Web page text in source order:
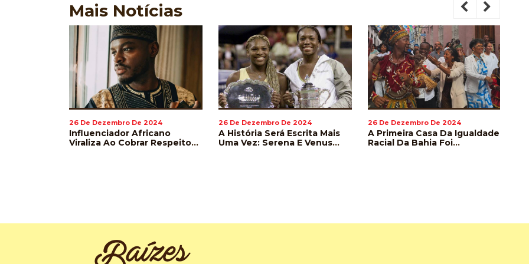
Mais Notícias
26 De Dezembro De 2024
Influenciador Africano
Viraliza Ao Cobrar Respeito
26 De Dezembro De 2024
A História Será Escrita Mais
Uma Vez: Serena E Venus
26 De Dezembro De 2024
A Primeira Casa Da Igualdade
Racial Da Bahia Foi